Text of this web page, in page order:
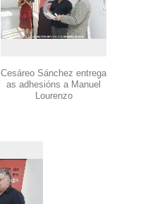
Cesáreo Sánchez entrega
as adhesións a Manuel
Lourenzo